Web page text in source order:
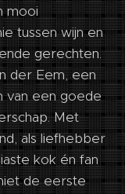
mooi
tussen wijn en
gerechten.
der Eem, een
van een goede
Met
als liefhebber
kok én fan
de eerste